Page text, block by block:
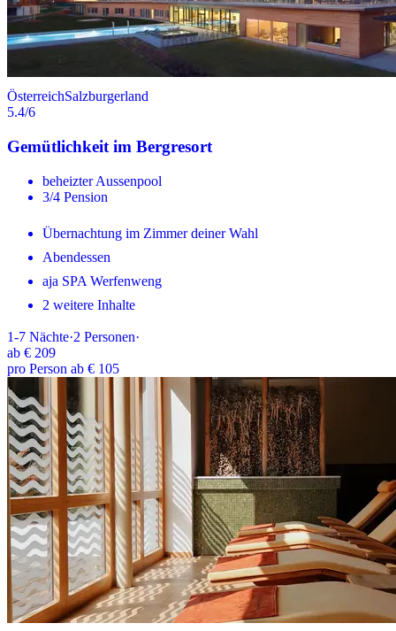
ÖsterreichSalzburgerland
5.4/6
Gemütlichkeit im Bergresort
beheizter Aussenpool
3/4 Pension
Übernachtung im Zimmer deiner Wahl
Abendessen
aja SPA Werfenweng
2 weitere Inhalte
1-7 Nächte·2 Personen·
ab € 209
pro Person ab € 105